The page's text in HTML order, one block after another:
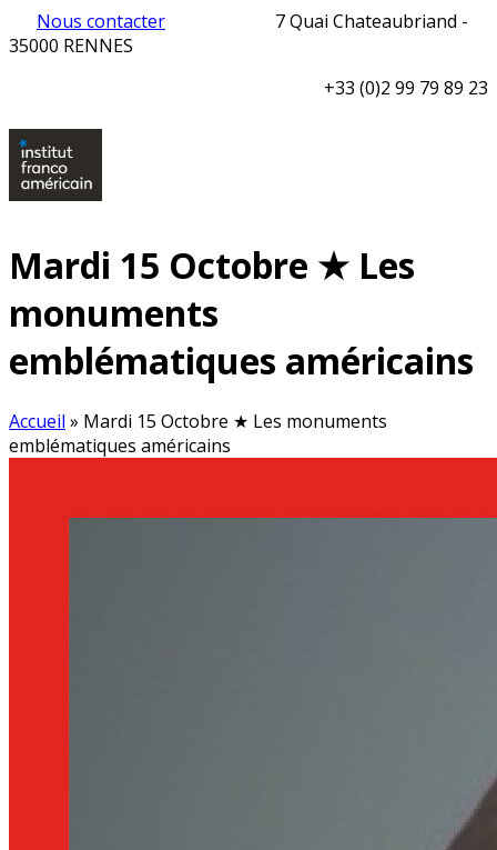
Nous contacter
7 Quai Chateaubriand -
35000 RENNES
+33 (0)2 99 79 89 23
Mardi 15 Octobre ★ Les
monuments
emblématiques américains
Accueil » Mardi 15 Octobre ★ Les monuments
emblématiques américains